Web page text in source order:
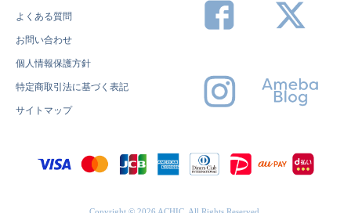
よくある質問
お問い合わせ
個人情報保護方針
特定商取引法に基づく表記
サイトマップ
Copyright © 2026 ACHIC. All Rights Reserved.